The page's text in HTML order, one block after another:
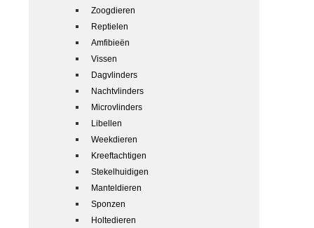
Zoogdieren
Reptielen
Amfibieën
Vissen
Dagvlinders
Nachtvlinders
Microvlinders
Libellen
Weekdieren
Kreeftachtigen
Stekelhuidigen
Manteldieren
Sponzen
Holtedieren